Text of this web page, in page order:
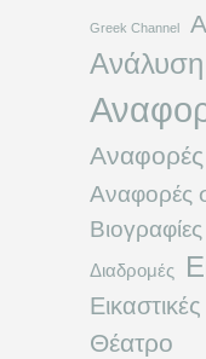
Greek Channel
Αναφορές
Αναφορές
Βιογραφίες
Διαδρομές
Θέατρο